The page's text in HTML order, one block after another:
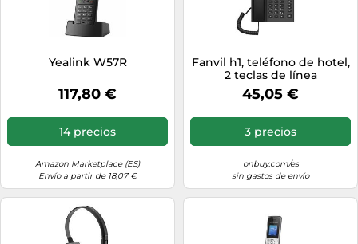
Yealink W57R
117,80 €
14 precios
Amazon Marketplace (ES)
Envío a partir de 18,07 €
Fanvil h1, teléfono de hotel,
2 teclas de línea
45,05 €
3 precios
onbuy.com/es
sin gastos de envío